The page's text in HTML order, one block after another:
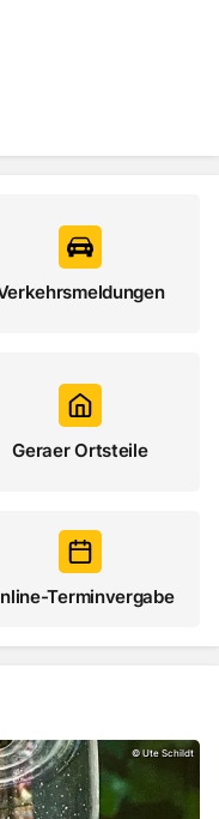
morgen,
Geraer Ortsteile
Terminvergabe
Anträge jetzt
©Ute Schildt